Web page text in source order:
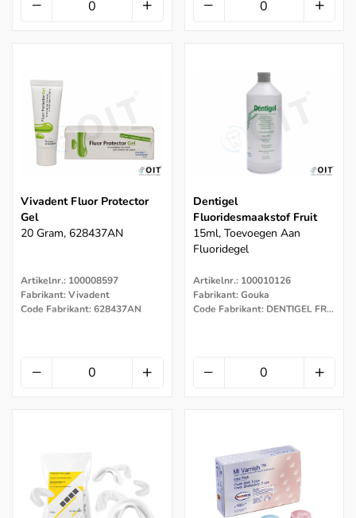
Vivadent Fluor Protector
Gel
20 Gram, 628437AN
Artikelnr.: 100008597
Fabrikant: Vivadent
Code Fabrikant: 628437AN
Dentigel
Fluoridesmaakstof Fruit
15ml, Toevoegen Aan
Fluoridegel
Artikelnr.: 100010126
Fabrikant: Gouka
Code Fabrikant: DENTIGEL FRUIT